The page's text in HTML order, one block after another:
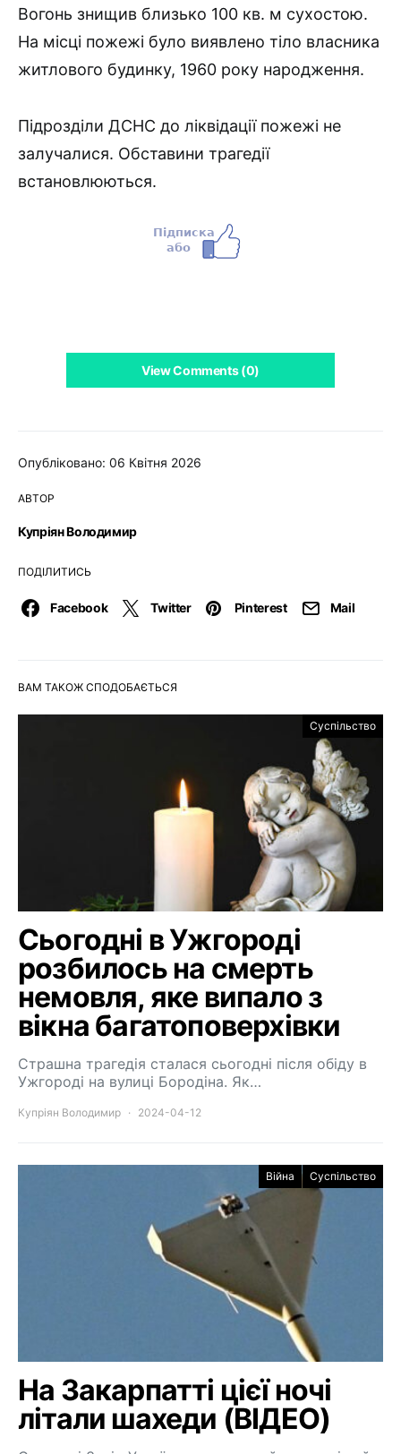
Опубліковано: 06 Квітня 2026
АВТОР
Купріян Володимир
ПОДІЛИТИСЬ
Facebook Twitter Pinterest Mail
Вогонь знищив близько 100 кв. м сухостою.
На місці пожежі було виявлено тіло власника
житлового будинку, 1960 року народження.
Підрозділи ДСНС до ліквідації пожежі не
залучалися. Обставини трагедії
встановлюються.
View Comments (0)
ВАМ ТАКОЖ СПОДОБАЄТЬСЯ
Суспільство
Сьогодні в Ужгороді
розбилось на смерть
немовля, яке випало з
вікна багатоповерхівки
Страшна трагедія сталася сьогодні після обіду в
Ужгороді на вулиці Бородіна. Як…
Купріян Володимир 2024-04-12
Війна Суспільство
На Закарпатті цієї ночі
літали шахеди (ВІДЕО)